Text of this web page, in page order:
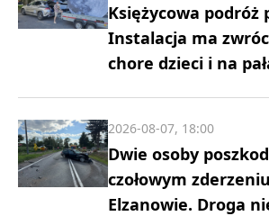
Księżycowa podróż
Instalacja ma
chore dzieci i na
Dwie osoby
czołowym
Elzanowie. Droga
2026-08-07, 18:00